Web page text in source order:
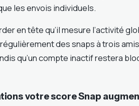
les envois individuels.
en tête qu’il mesure l’activité
des snaps à trois
qu’un compte inactif restera
votre score Snap